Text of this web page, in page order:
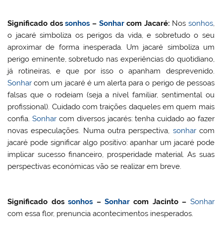
Significado dossonhos – Sonharcom Jacaré: Nos sonhos,
o jacaré simboliza os perigos da vida, e sobretudo o seu
aproximar de forma inesperada. Um jacaré simboliza um
perigo eminente, sobretudo nas experiências do quotidiano,
já rotineiras, e que por isso o apanham desprevenido.
Sonhar com um jacaré é um alerta para o perigo de pessoas
falsas que o rodeiam (seja a nível familiar, sentimental ou
profissional). Cuidado com traições daqueles em quem mais
confia.Sonhar com diversos jacarés: tenha cuidado ao fazer
novas especulações. Numa outra perspectiva, sonharcom
jacaré pode significar algo positivo: apanhar um jacaré pode
implicar sucesso financeiro, prosperidade material. As suas
perspectivas económicas vão se realizar em breve.
Significado dossonhos – Sonhar com Jacinto– Sonhar
com essa flor, prenuncia acontecimentos inesperados.